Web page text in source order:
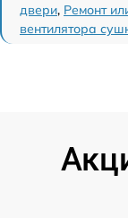
двери, Ремонт
вентилятора